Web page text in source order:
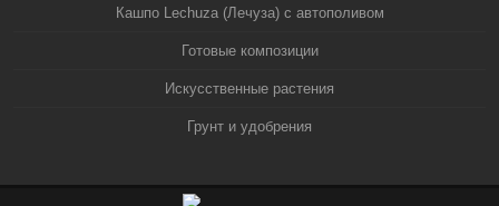
Кашпо Lechuza (Лечуза) с автополивом
Готовые композиции
Искусственные растения
Грунт и удобрения